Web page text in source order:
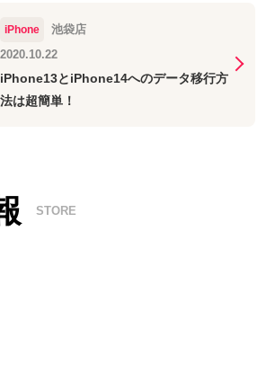
iPhone
池袋店
2020.10.22
iPhone13とiPhone14へのデータ移行方
法は超簡単！
STORE